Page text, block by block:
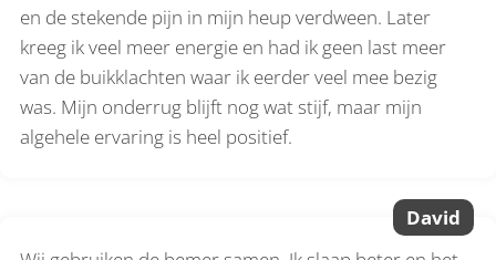
en de stekende pijn in mijn heup verdween. Later
kreeg ik veel meer energie en had ik geen last meer
van de buikklachten waar ik eerder veel mee bezig
was. Mijn onderrug blijft nog wat stijf, maar mijn
algehele ervaring is heel positief.
David